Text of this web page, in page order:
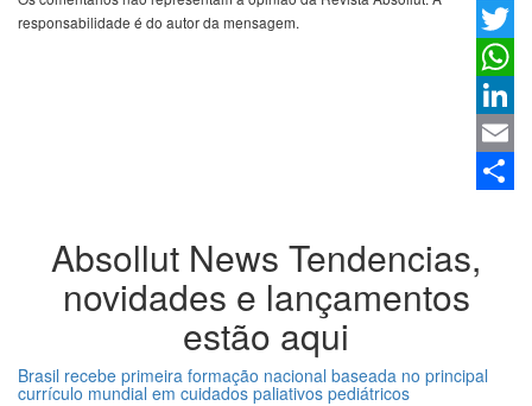
Twitter
Email
responsabilidade é do autor da mensagem.
Absollut News Tendencias,
novidades e lançamentos
estão aqui
Brasil recebe primeira formação nacional baseada no principal
currículo mundial em cuidados paliativos pediátricos